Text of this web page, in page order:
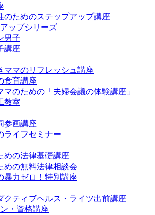
のためのステップアップ講座
ップシリーズ
男子
講座
ママのリフレッシュ講座
食育講座
マのための「夫婦会議の体験講座」
教室
参画講座
ライフセミナー
めの法律基礎講座
めの無料法律相談会
暴力ゼロ！特別講座
クティブヘルス・ライツ出前講座
・資格講座